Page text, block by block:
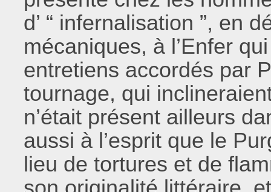
d’ “ infernalisation ”, en
mécaniques, à l’Enfer
entretiens accordés par
tournage, qui
n’était présent ailleurs
aussi à l’esprit que le
lieu de tortures et de